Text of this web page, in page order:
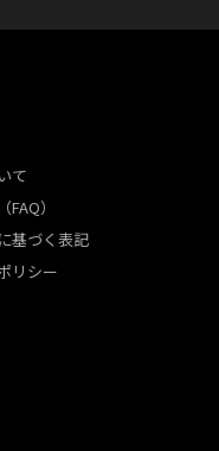
て
）
基づく表記
リシー